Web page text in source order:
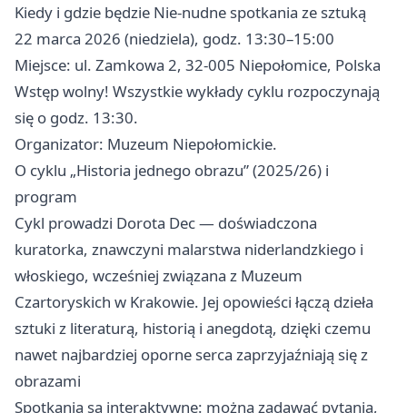
Kiedy i gdzie będzie Nie-nudne spotkania ze sztuką
22 marca 2026 (niedziela), godz. 13:30–15:00
Miejsce: ul. Zamkowa 2, 32-005 Niepołomice, Polska
Wstęp wolny! Wszystkie wykłady cyklu rozpoczynają
się o godz. 13:30.
Organizator: Muzeum Niepołomickie.
O cyklu „Historia jednego obrazu” (2025/26) i
program
Cykl prowadzi Dorota Dec — doświadczona
kuratorka, znawczyni malarstwa niderlandzkiego i
włoskiego, wcześniej związana z Muzeum
Czartoryskich w Krakowie. Jej opowieści łączą dzieła
sztuki z literaturą, historią i anegdotą, dzięki czemu
nawet najbardziej oporne serca zaprzyjaźniają się z
obrazami
Spotkania są interaktywne: można zadawać pytania,